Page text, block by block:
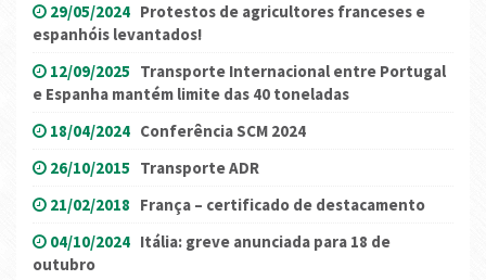
29/05/2024 Protestos de agricultores franceses e
espanhóis levantados!
12/09/2025 Transporte Internacional entre Portugal
e Espanha mantém limite das 40 toneladas
18/04/2024 Conferência SCM 2024
26/10/2015 Transporte ADR
21/02/2018 França – certificado de destacamento
04/10/2024 Itália: greve anunciada para 18 de
outubro